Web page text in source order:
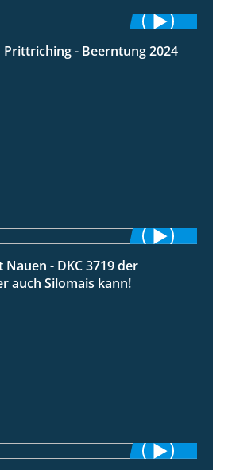
12:28
Prittriching - Beerntung 2024
- DKC 3719 der
auch Silomais kann!